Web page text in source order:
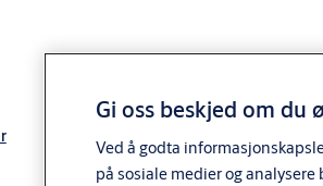
Gi oss beskjed om du
Ved å godta
på sosiale medier og